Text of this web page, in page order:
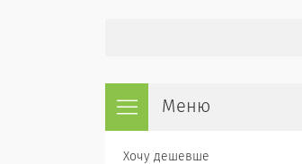
Хочу дешевше